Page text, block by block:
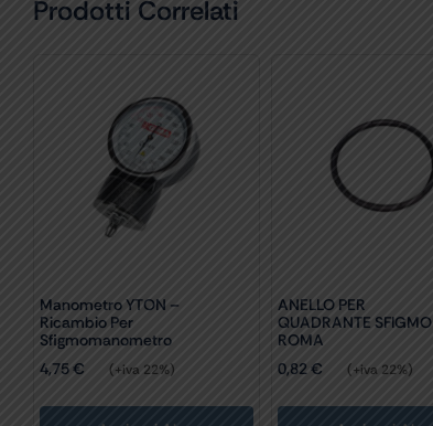
Prodotti Correlati
Manometro YTON –
Ricambio Per
Sfigmomanometro
4,75€ (+iva 22%)
ANELLO PER
QUADRANTE SFIGMO
ROMA
0,82€ (+iva 22%)